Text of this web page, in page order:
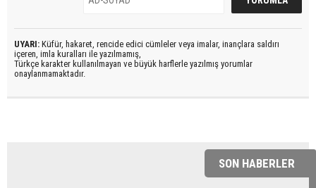
UYARI: Küfür, hakaret, rencide edici cümleler veya imalar, inançlara saldırı
içeren, imla kuralları ile yazılmamış,
Türkçe karakter kullanılmayan ve büyük harflerle yazılmış yorumlar
onaylanmamaktadır.
SON HABERLER